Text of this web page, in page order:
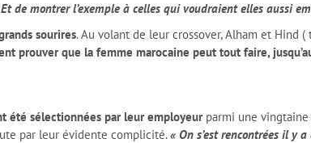
de montrer l’exemple à celles qui voudraient elles aussi
sourires. Au volant de leur crossover, Alham et Hind (
prouver que la femme marocaine peut tout faire,
été sélectionnées par leur employeurparmi une vingtaine
par leur évidente complicité.« On s’est rencontrées il y